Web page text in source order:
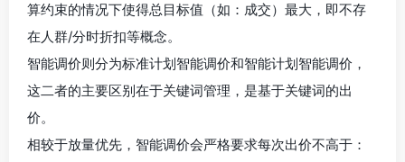
算约束的情况下使得总目标值（如：成交）最大，即不存
在人群/分时折扣等概念。
智能调价则分为标准计划智能调价和智能计划智能调价，
这二者的主要区别在于关键词管理，是基于关键词的出
价。
相较于放量优先，智能调价会严格要求每次出价不高于：